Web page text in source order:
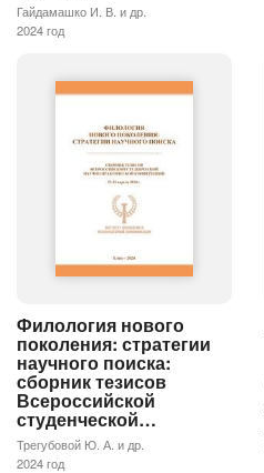
Гайдамашко И. В. и др.
2024 год
Филология нового
поколения: стратегии
научного поиска:
сборник тезисов
Всероссийской
студенческой…
Трегубовой Ю. А. и др.
2024 год